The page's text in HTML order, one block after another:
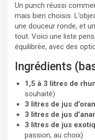
Un punch réussi
mais bien choisis.
une douceur ronde, et
tout. Voici une liste
équilibrée, avec des
Ingrédients
1,5 à 3 litres de
souhaité)
3 litres de jus
3 litres de jus
3 litres de jus
passion, au choix)